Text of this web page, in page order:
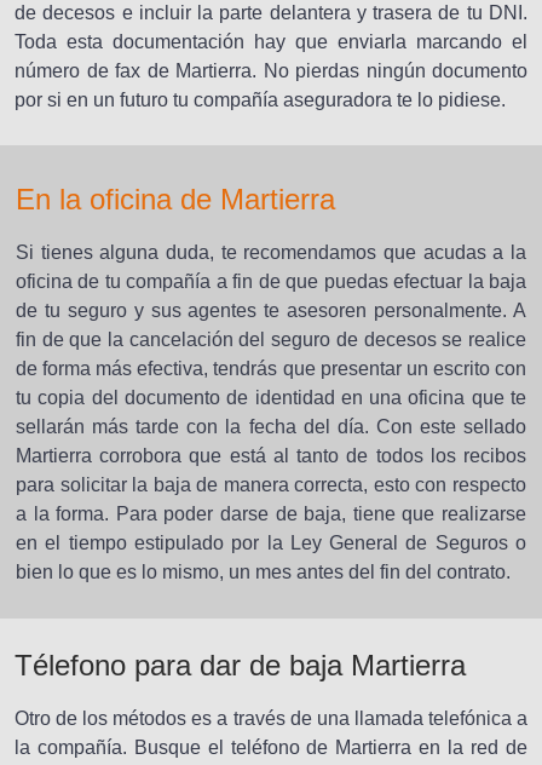
de decesos e incluir la parte delantera y trasera de tu DNI.
Toda esta documentación hay que enviarla marcando el
número de fax de Martierra. No pierdas ningún documento
por si en un futuro tu compañía aseguradora te lo pidiese.
En la oficina de Martierra
Si tienes alguna duda, te recomendamos que acudas a la
oficina de tu compañía a fin de que puedas efectuar la baja
de tu seguro y sus agentes te asesoren personalmente. A
fin de que la cancelación del seguro de decesos se realice
de forma más efectiva, tendrás que presentar un escrito con
tu copia del documento de identidad en una oficina que te
sellarán más tarde con la fecha del día. Con este sellado
Martierra corrobora que está al tanto de todos los recibos
para solicitar la baja de manera correcta, esto con respecto
a la forma. Para poder darse de baja, tiene que realizarse
en el tiempo estipulado por la Ley General de Seguros o
bien lo que es lo mismo, un mes antes del fin del contrato.
Télefono para dar de baja Martierra
Otro de los métodos es a través de una llamada telefónica a
la compañía. Busque el teléfono de Martierra en la red de